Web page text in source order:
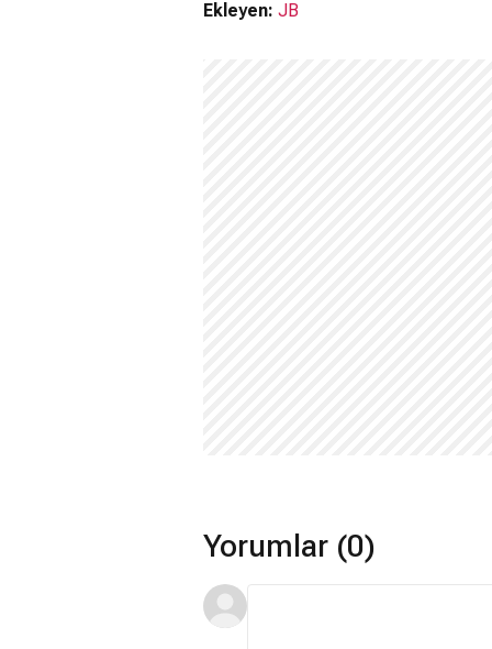
Ekleyen: JB
Yorumlar (0)